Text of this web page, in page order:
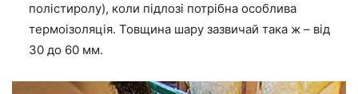
полістиролу), коли підлозі потрібна особлива
термоізоляція. Товщина шару зазвичай така ж – від
30 до 60 мм.